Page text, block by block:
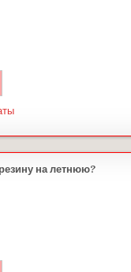
на летнюю?